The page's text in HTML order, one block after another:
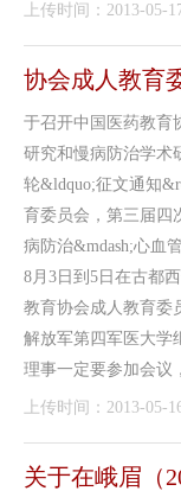
上传时间：2013-05-
协会成人教育
于召开中国医药教育
研究和慢病防治学术
轮&ldquo;征文通知
育委员会，第三届四
病防治&mdash;心血
8月3日到5日在古都
教育协会成人教育委
解放军第四军医大学
理事一定要参加会议
上传时间：2013-05-
关于在峨眉（